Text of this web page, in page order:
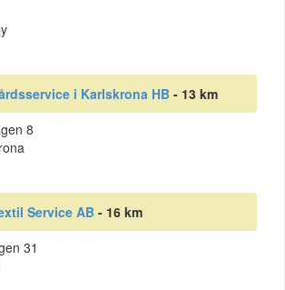
i Karlskrona HB - 13 km
8
Service AB- 16 km
31